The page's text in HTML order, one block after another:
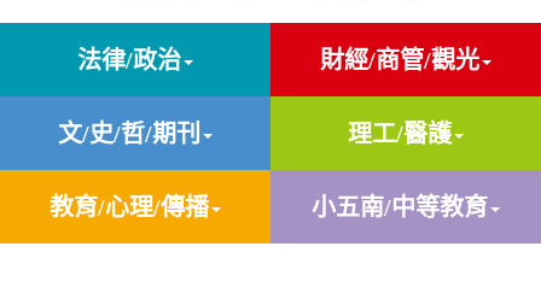
法律/政治 財經/商管/觀光
文/史/哲/期刊 理工/醫護
教育/心理/傳播 小五南/中等教育